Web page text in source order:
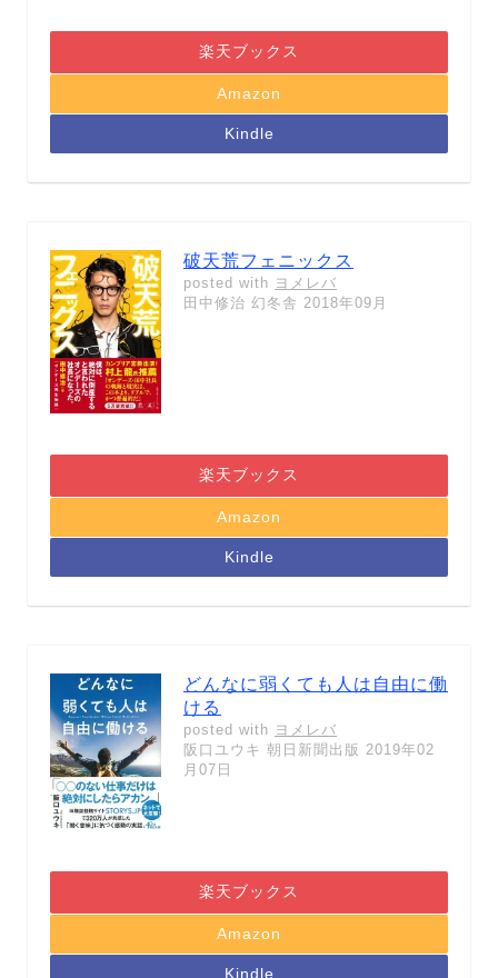
楽天ブックス
Amazon
Kindle
破天荒フェニックス
posted with ヨメレバ
田中修治 幻冬舎 2018年09月
楽天ブックス
Amazon
Kindle
どんなに弱くても人は自由に働
ける
posted with ヨメレバ
阪口ユウキ 朝日新聞出版 2019年02
月07日
楽天ブックス
Amazon
Kindle